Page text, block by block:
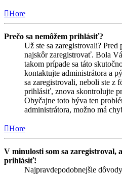
Hore
Prečo sa nemôžem prihlásiť?
Už ste sa zaregistrovali? Pred
najskôr zaregistrovať. Bola
takom prípade sa táto
kontaktujte administrátora a
sa zaregistrovali, neboli ste z
prihlásiť, znova skontrolujte
Obyčajne toto býva ten
administrátora, možno má
Hore
V minulosti som sa zaregistroval,
prihlásiť!
Najpravdepodobnejšie